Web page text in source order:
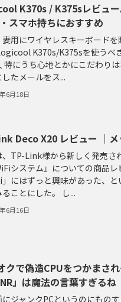
K370s / K375sレビュ
スマホ持ちにおすすめ
用にワイヤレスキーボードを
K370s/K375sを使う
特にうち心地とかにこだわり
したメールをス...
6月18日
Deco X20 レビュー ｜
、TP-Link様から新しく発売さ
システム』についての商品
」にはずっと興味があった、
ることにした。 し...
6月16日
クで偽造CPUをつかまさ
」は魔法の言葉すぎるね
ジャンクPCというのにもの